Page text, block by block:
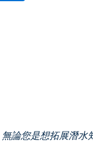
無論您是想拓展潛水